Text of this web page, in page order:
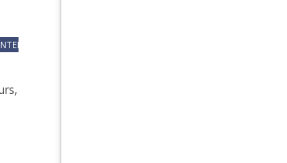
: LE SIÈGE DE LA CITADELLE